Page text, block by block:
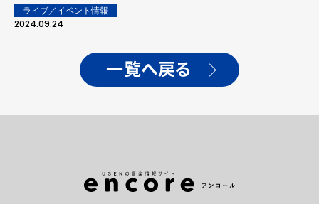
ライブ／イベント情報
2024.09.24
一覧へ戻る